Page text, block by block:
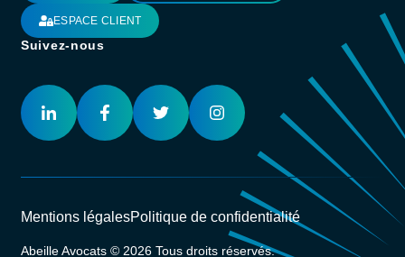
ESPACE CLIENT
Suivez-nous
Mentions légalesPolitique de confidentialité
Abeille Avocats © 2026 Tous droits réservés.